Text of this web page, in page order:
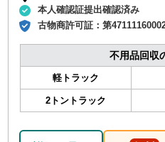
本人確認証提出確認済み
古物商許可証：第
不用品回収
軽トラック
2トントラック